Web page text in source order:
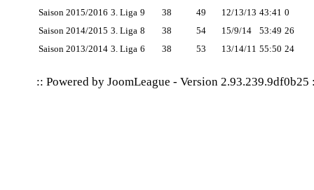
Saison 2015/2016 3. Liga 9 38 49 12/13/13 43:41 0
Saison 2014/2015 3. Liga 8 38 54 15/9/14 53:49 26
Saison 2013/2014 3. Liga 6 38 53 13/14/11 55:50 24
:: Powered by JoomLeague - Version 2.93.239.9df0b25